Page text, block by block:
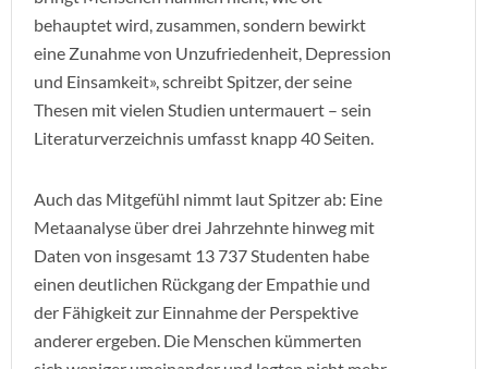
behauptet wird, zusammen, sondern bewirkt
eine Zunahme von Unzufriedenheit, Depression
und Einsamkeit», schreibt Spitzer, der seine
Thesen mit vielen Studien untermauert – sein
Literaturverzeichnis umfasst knapp 40 Seiten.
Auch das Mitgefühl nimmt laut Spitzer ab: Eine
Metaanalyse über drei Jahrzehnte hinweg mit
Daten von insgesamt 13 737 Studenten habe
einen deutlichen Rückgang der Empathie und
der Fähigkeit zur Einnahme der Perspektive
anderer ergeben. Die Menschen kümmerten